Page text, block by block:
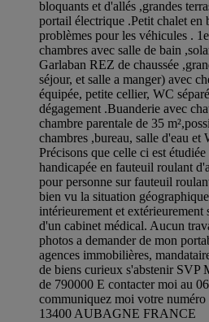
bloquants et d'allés ,grandes
portail électrique .Petit chalet en
problèmes pour les véhicules .
chambres avec salle de bain
Garlaban REZ de chaussée
séjour, et salle a manger) avec
équipée, petite cellier, WC
dégagement .Buanderie avec
chambre parentale de 35
chambres ,bureau, salle d'eau et
Précisons que celle ci est
handicapée en fauteuil roulant
pour personne sur fauteuil
bien vu la situation
intérieurement et
d'un cabinet médical. Aucun
photos a demander de mon
agences immobilières,
de biens curieux s'abstenir SVP
de 790000 E contacter moi au
communiquez moi votre
13400 AUBAGNE FRANCE